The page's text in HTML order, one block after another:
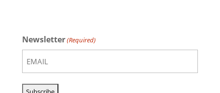
Newsletter(Required)